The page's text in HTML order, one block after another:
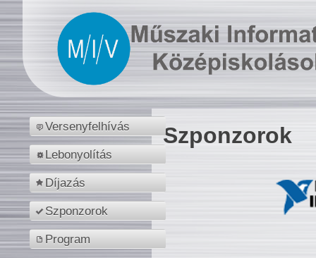
Versenyfelhívás
Lebonyolítás
Díjazás
Szponzorok
Program
Szponzorok